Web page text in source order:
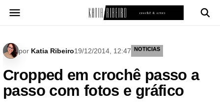
para
por Katia Ribeiro19/12/2014, 12:47 NOTICIAS
Cropped em crochê passo a
passo com fotos e gráfico